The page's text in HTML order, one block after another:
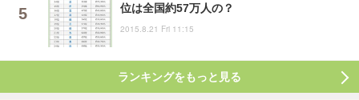
位は全国約57万人の？
2015.8.21 Fri 11:15
ランキングをもっと見る